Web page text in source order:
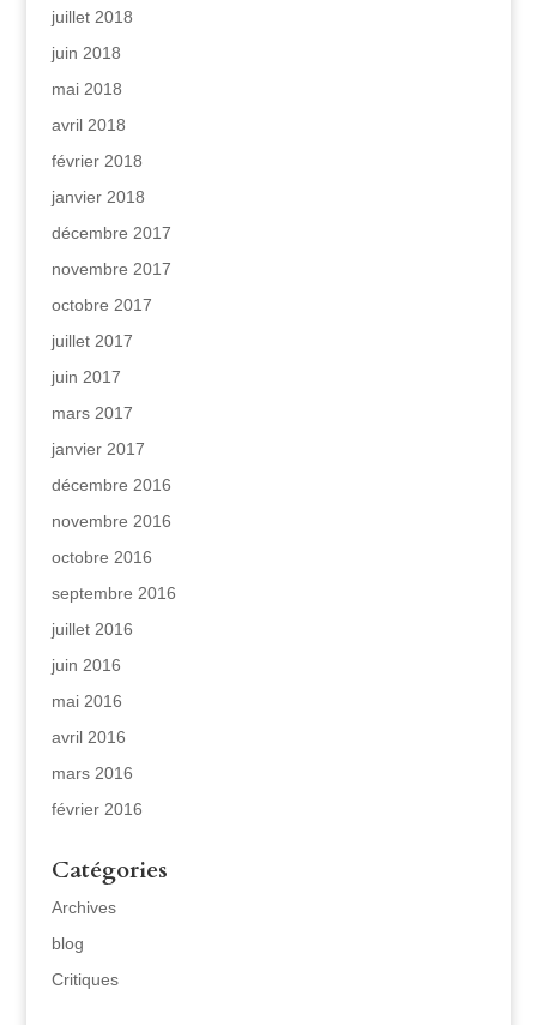
juillet 2018
juin 2018
mai 2018
avril 2018
février 2018
janvier 2018
décembre 2017
novembre 2017
octobre 2017
juillet 2017
juin 2017
mars 2017
janvier 2017
décembre 2016
novembre 2016
octobre 2016
septembre 2016
juillet 2016
juin 2016
mai 2016
avril 2016
mars 2016
février 2016
Catégories
Archives
blog
Critiques